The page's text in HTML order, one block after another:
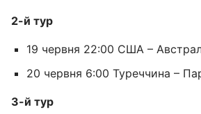
2-й тур
19 червня 22:00 США –
20 червня 6:00 Туреччина –
3-й тур